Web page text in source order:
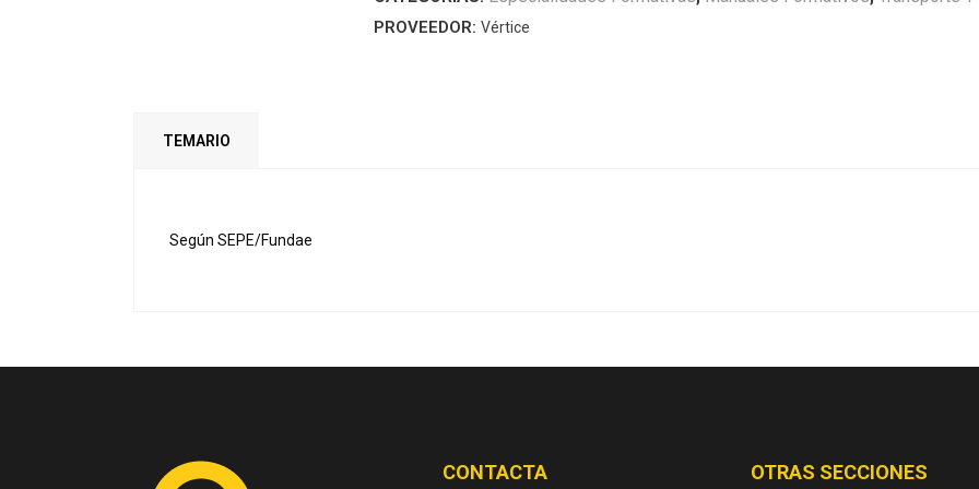
(MANUAL)
PROVEEDOR: Vértice
TEMARIO
Según SEPE/Fundae
CONTACTA OTRAS SECCIONES